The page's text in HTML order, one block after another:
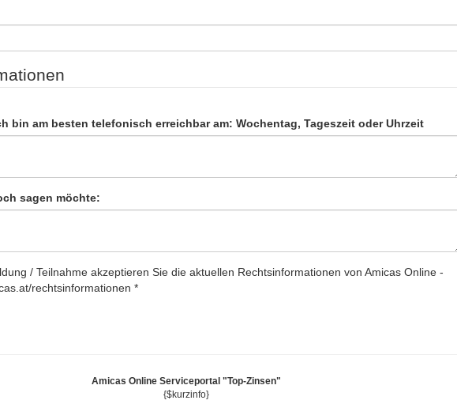
bin am besten telefonisch erreichbar am: Wochentag, Tageszeit oder Uhrzeit
sagen möchte:
/ Teilnahme akzeptieren Sie die aktuellen Rechtsinformationen von Amicas Online -
rechtsinformationen *
Amicas Online Serviceportal "Top-Zinsen"
{$kurzinfo}